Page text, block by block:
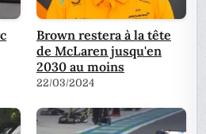
Brown restera à la tête
de McLaren jusqu'en
2030 au moins
22/03/2024